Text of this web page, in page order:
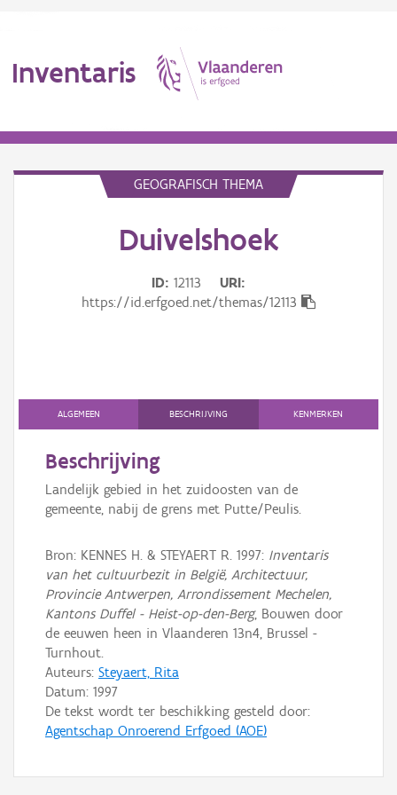
Inventaris
Persoon of collectief
Downloads
Hergebruik
GEOGRAFISCH THEMA
Duivelshoek
ID 12113
URI
https://id.erfgoed.net/themas/12113
ALGEMEEN BESCHRIJVING KENMERKEN
Beschrijving
Landelijk gebied in het zuidoosten van de
gemeente, nabij de grens met Putte/Peulis.
Bron: KENNES H. & STEYAERT R. 1997: Inventaris
van het cultuurbezit in België, Architectuur,
Provincie Antwerpen, Arrondissement Mechelen,
Kantons Duffel - Heist-op-den-Berg, Bouwen door
de eeuwen heen in Vlaanderen 13n4, Brussel -
Turnhout.
Auteurs: Steyaert, Rita
Datum: 1997
De tekst wordt ter beschikking gesteld door:
Agentschap Onroerend Erfgoed (AOE)